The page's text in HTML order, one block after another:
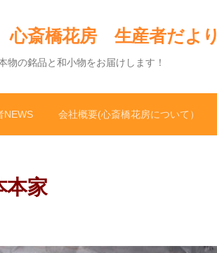
心斎橋花房 生産者だより
物の銘品と和小物をお届けします！
NEWS 会社概要(心斎橋花房について）
家